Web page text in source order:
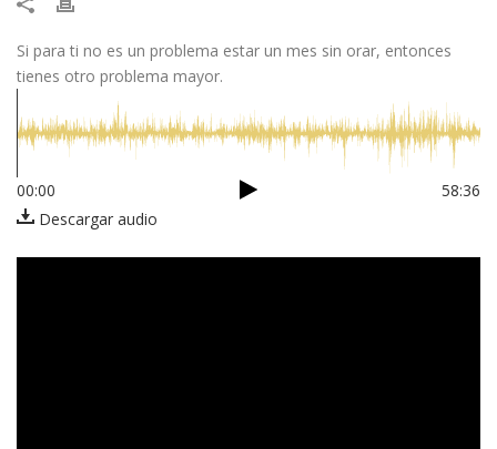
Si para ti no es un problema estar un mes sin orar, entonces
tienes otro problema mayor.
00:00
58:36
Descargar audio